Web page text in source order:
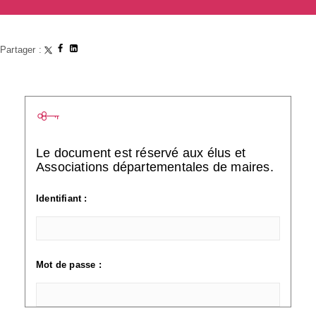
Partager :
Le document est réservé aux élus et
Associations départementales de maires.
Identifiant :
Mot de passe :